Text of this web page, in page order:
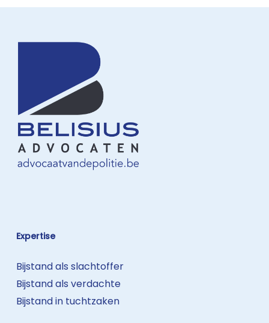
Expertise
Bijstand als slachtoffer
Bijstand als verdachte
Bijstand in tuchtzaken